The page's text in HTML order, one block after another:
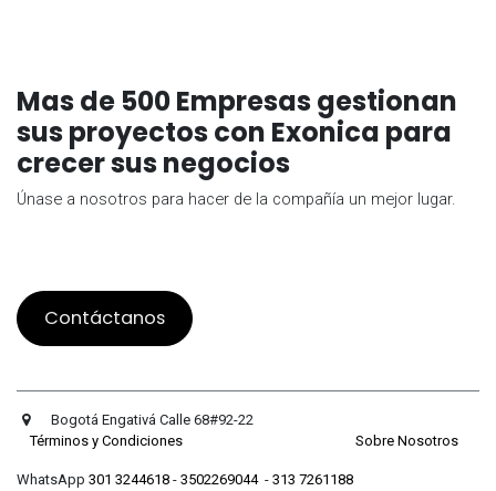
Mas de 500 Empresas gestionan
sus proyectos con Exonica para
crecer sus negocios
Únase a nosotros para hacer de la compañía un mejor lugar.
Contáctanos
Bogotá Engativá Calle 68#92-22
Términos y Condiciones
Sobre Nosotros
WhatsApp 301 3244618 - 3502269044- 313 7261188